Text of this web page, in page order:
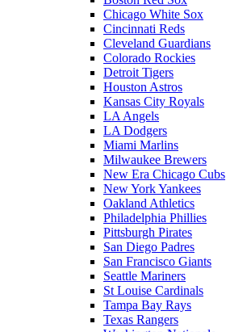
Chicago White Sox
Cincinnati Reds
Cleveland Guardians
Colorado Rockies
Detroit Tigers
Houston Astros
Kansas City Royals
LA Angels
LA Dodgers
Miami Marlins
Milwaukee Brewers
New Era Chicago Cubs
New York Yankees
Oakland Athletics
Philadelphia Phillies
Pittsburgh Pirates
San Diego Padres
San Francisco Giants
Seattle Mariners
St Louise Cardinals
Tampa Bay Rays
Texas Rangers